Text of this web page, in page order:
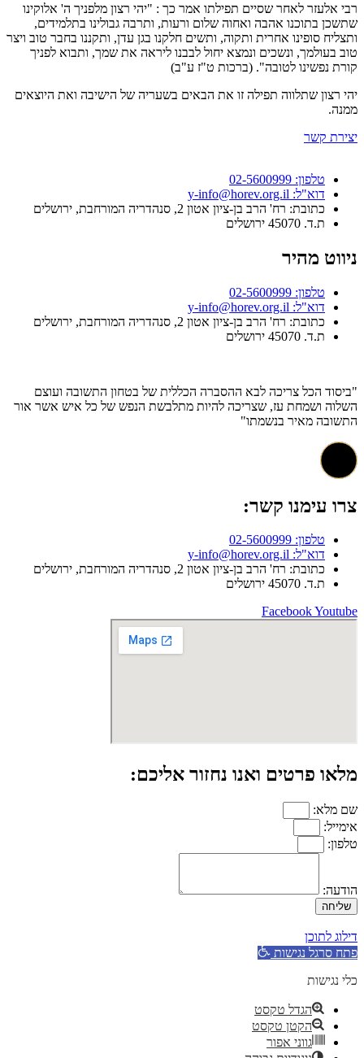
רבי אלעזר לאחר שסיים תפילתו אמר כך : "יהי רצון מלפניך ה' אלוקינו
שתשכן בתוכנו אהבה ואחוה שלום ורעות, ותרבה גבולינו בתלמידים,
ותצליח סופינו אחרית ותקוה, ותשים חלקנו בגן עדן, ותקננו בחבר טוב ויצר
טוב בעולמך, ונשכים ונמצא יחול לבבנו ליראה את שמך, ותבוא לפניך
קורת נפשינו לטובה". (ברכות ט"ז ע"ב)
יהי רצון שתלווה תפילה זו את הבאים בשעריה של הישיבה ואת היוצאים
ממנה.
יצירת קשר
טלפון: 02-5600999
דוא"ל: y-info@horev.org.il
כתובת: רח' הרב בן-ציון אטון 2, סנהדריה המורחבת, ירושלים
ת.ד. 45070 ירושלים
ניווט מהיר
טלפון: 02-5600999
דוא"ל: y-info@horev.org.il
כתובת: רח' הרב בן-ציון אטון 2, סנהדריה המורחבת, ירושלים
ת.ד. 45070 ירושלים
"ביסוד הכל צריכה לבא ההסברה הכללית של בטחון התשובה ועוצם
השלוה ושמחת עז, שצריכה להיות מתלבשת הנפש של כל איש אשר אור
התשובה מאיר בנשמתו"
צרו עימנו קשר:
טלפון: 02-5600999
דוא"ל: y-info@horev.org.il
כתובת: רח' הרב בן-ציון אטון 2, סנהדריה המורחבת, ירושלים
ת.ד. 45070 ירושלים
FacebookYoutube
מלאו פרטים ואנו נחזור אליכם:
שם מלא:
אימייל:
טלפון:
הודעה:
שליחה
דילוג לתוכן
פתח סרגל נגישות
כלי נגישות
הגדל טקסט
הקטן טקסט
גווני אפור